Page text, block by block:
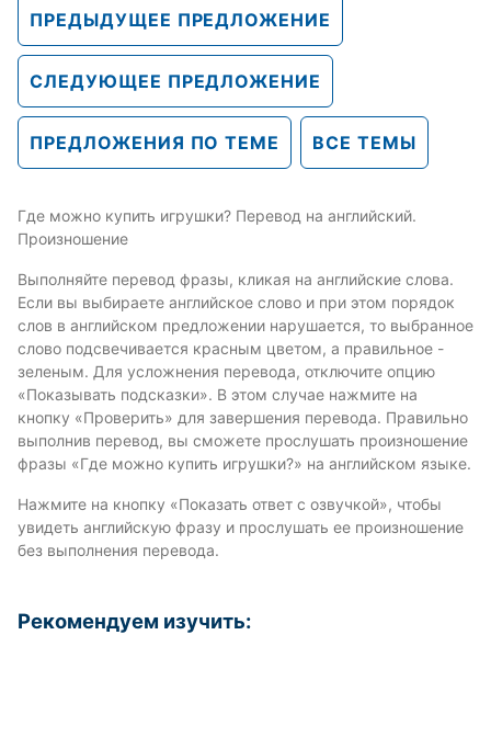
ПРЕДЫДУЩЕЕ ПРЕДЛОЖЕНИЕ
СЛЕДУЮЩЕЕ ПРЕДЛОЖЕНИЕ
ПРЕДЛОЖЕНИЯ ПО ТЕМЕ ВСЕ ТЕМЫ
Где можно купить игрушки? Перевод на английский.
Произношение
Выполняйте перевод фразы, кликая на английские слова.
Если вы выбираете английское слово и при этом порядок
слов в английском предложении нарушается, то выбранное
слово подсвечивается красным цветом, а правильное -
зеленым. Для усложнения перевода, отключите опцию
«Показывать подсказки». В этом случае нажмите на
кнопку «Проверить» для завершения перевода. Правильно
выполнив перевод, вы сможете прослушать произношение
фразы «Где можно купить игрушки?» на английском языке.
Нажмите на кнопку «Показать ответ с озвучкой», чтобы
увидеть английскую фразу и прослушать ее произношение
без выполнения перевода.
Рекомендуем изучить: